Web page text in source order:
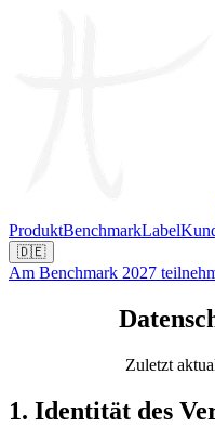
ProduktBenchmarkLabel
🇩🇪
Am Benchmark 2027
Zuletzt
1. Identität des